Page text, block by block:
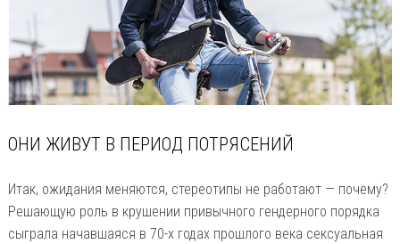
ОНИ ЖИВУТ В ПЕРИОД ПОТРЯСЕНИЙ
Итак, ожидания меняются, стереотипы не работают — почему?
Решающую роль в крушении привычного гендерного порядка
сыграла начавшаяся в 70-х годах прошлого века сексуальная